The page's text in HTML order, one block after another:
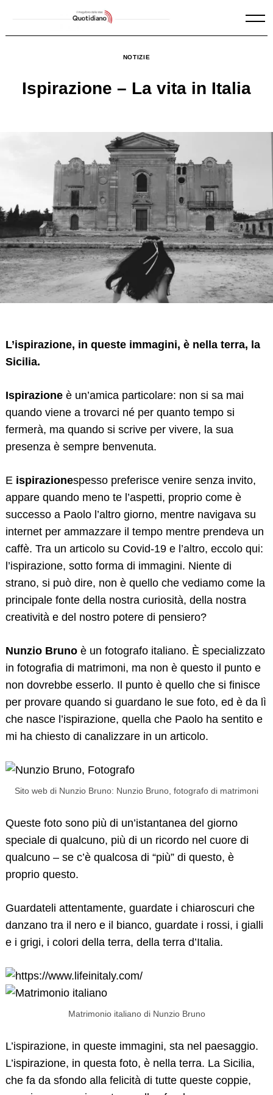
NOTIZIE
Ispirazione – La vita in Italia
L’ispirazione, in queste immagini, è nella terra, la
Sicilia.
Ispirazione è un’amica particolare: non si sa mai
quando viene a trovarci né per quanto tempo si
fermerà, ma quando si scrive per vivere, la sua
presenza è sempre benvenuta.
E ispirazionespesso preferisce venire senza invito,
appare quando meno te l’aspetti, proprio come è
successo a Paolo l’altro giorno, mentre navigava su
internet per ammazzare il tempo mentre prendeva un
caffè. Tra un articolo su Covid-19 e l’altro, eccolo qui:
l’ispirazione, sotto forma di immagini. Niente di
strano, si può dire, non è quello che vediamo come la
principale fonte della nostra curiosità, della nostra
creatività e del nostro potere di pensiero?
Nunzio Bruno è un fotografo italiano. È specializzato
in fotografia di matrimoni, ma non è questo il punto e
non dovrebbe esserlo. Il punto è quello che si finisce
per provare quando si guardano le sue foto, ed è da lì
che nasce l’ispirazione, quella che Paolo ha sentito e
mi ha chiesto di canalizzare in un articolo.
Sito web di Nunzio Bruno: Nunzio Bruno, fotografo di matrimoni
Queste foto sono più di un’istantanea del giorno
speciale di qualcuno, più di un ricordo nel cuore di
qualcuno – se c’è qualcosa di “più” di questo, è
proprio questo.
Guardateli attentamente, guardate i chiaroscuri che
danzano tra il nero e il bianco, guardate i rossi, i gialli
e i grigi, i colori della terra, della terra d’Italia.
Matrimonio italiano di Nunzio Bruno
L’ispirazione, in queste immagini, sta nel paesaggio.
L’ispirazione, in questa foto, è nella terra. La Sicilia,
che fa da sfondo alla felicità di tutte queste coppie,